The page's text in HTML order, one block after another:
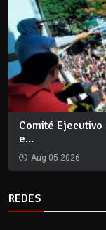
Comité Ejecutivo
e...
Aug 05 2026
REDES